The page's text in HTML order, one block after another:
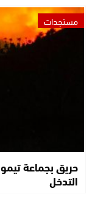
مستجدات
حريق بجماعة
التدخل